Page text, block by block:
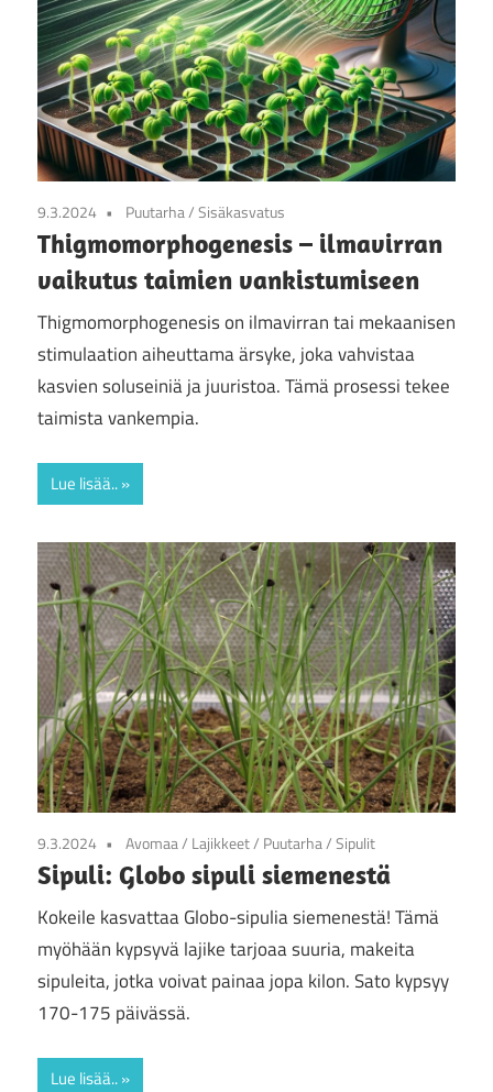
9.3.2024 Puutarha/Sisäkasvatus
Thigmomorphogenesis – ilmavirran
vaikutus taimien vankistumiseen
Thigmomorphogenesis on ilmavirran tai mekaanisen
stimulaation aiheuttama ärsyke, joka vahvistaa
kasvien soluseiniä ja juuristoa. Tämä prosessi tekee
taimista vankempia.
Lue lisää..
9.3.2024 Avomaa/ Lajikkeet/ Puutarha/Sipulit
Sipuli: Globo sipuli siemenestä
Kokeile kasvattaa Globo-sipulia siemenestä! Tämä
myöhään kypsyvä lajike tarjoaa suuria, makeita
sipuleita, jotka voivat painaa jopa kilon. Sato kypsyy
170-175 päivässä.
Lue lisää..